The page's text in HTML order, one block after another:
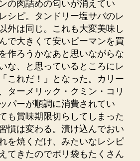
の肉詰めの匂いが消えてい
シピ。タンドリー塩サバのレ
外は同じ。これも大変美味し
で大きくて安いピーマンを買
作ろうかなあと思いながらな
な、と思っているところにレ
これだ！」となった。カリー
ターメリック・クミン・コリ
パーが順調に消費されてい
も賞味期限切らしてしまった
慣は変わる。漬け込んでおい
を焼くだけ、みたいなレシピ
てきたのでポリ袋もたくさん